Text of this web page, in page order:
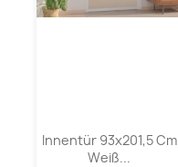
Innentür 93x201,5 Cm
Weiß...